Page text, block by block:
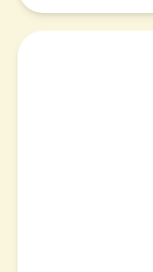
parktuin-